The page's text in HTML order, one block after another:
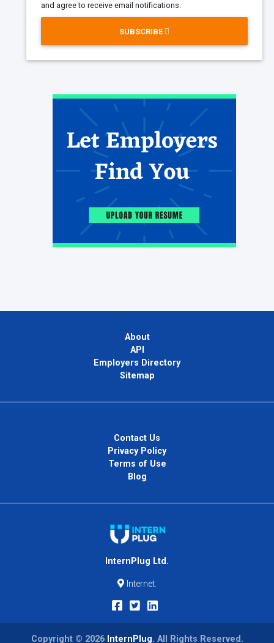
and agree to receive email notifications.
SUBSCRIBE
About
API
Employers Directory
Sitemap
Contact Us
Privacy Policy
Terms of Use
Blog
InternPlug Ltd.
Internet.
Copyright © 2026 InternPlug. All Rights Reserved.